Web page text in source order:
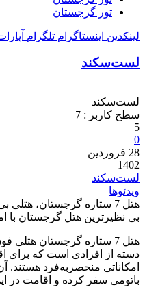
تور گرجستان
لینکدین اینستاگرام تلگرام
لست‌سکند
لست‌سکند
سطح کاربر : 7
5
0
28 فروردین
1402
لست‌سکند
ویدئوها
هتل 7 ستاره گرجستان، هتلی بی‌نظیر
بی نظیرترین هتل گرجستان با
هتل 7 ستاره گرجستان هتلی
دسته از افرادی است که برای
امکاناتی منحصربه‌فرد هستند.
باتومی سفر کرده و اقامت در